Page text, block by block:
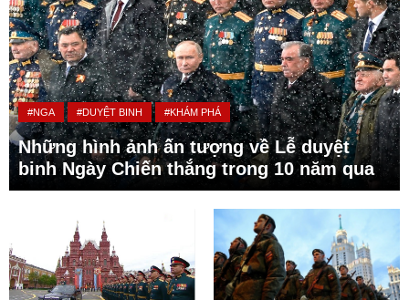
#NGA #DUYỆT BINH #KHÁM PHÁ
Những hình ảnh ấn tượng về Lễ duyệt
binh Ngày Chiến thắng trong 10 năm qua